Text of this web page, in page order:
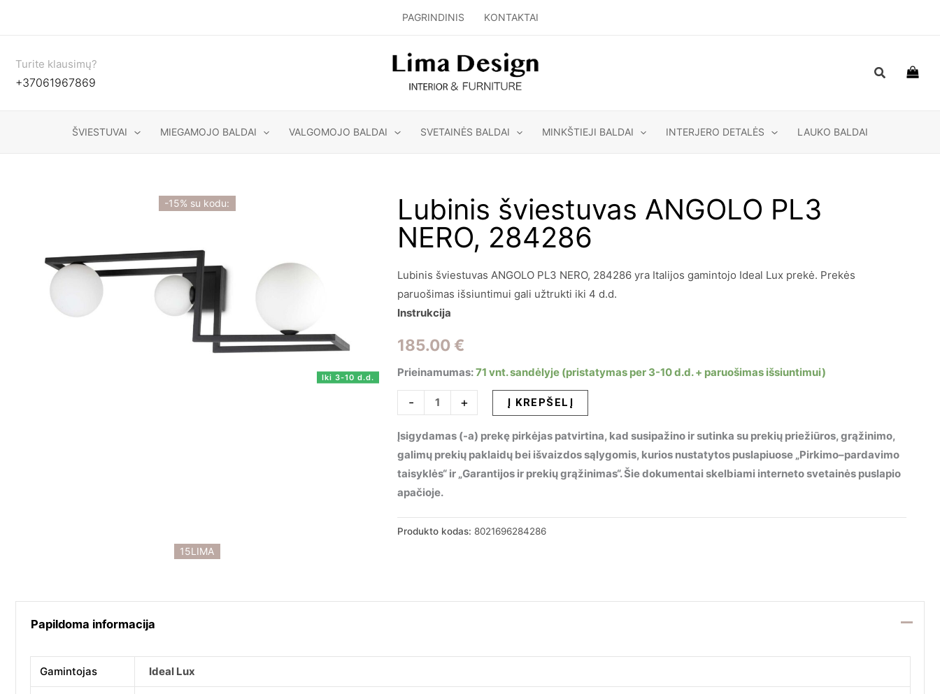
PAGRINDINIS KONTAKTAI
Turite klausimų?
+37061967869
Paieška
ŠVIESTUVAI MIEGAMOJO BALDAI VALGOMOJO BALDAI SVETAINĖS BALDAI MINKŠTIEJI BALDAI INTERJERO DETALĖS LAUKO BALDAI
15LIMA
-15% su kodu:
Iki 3-10 d.d.
Lubinis šviestuvas ANGOLO PL3
NERO, 284286
Lubinis šviestuvas ANGOLO PL3 NERO, 284286 yra Italijos gamintojo Ideal Lux prekė. Prekės
paruošimas išsiuntimui gali užtrukti iki 4 d.d.
Instrukcija
185.00 €
Prieinamumas:71 vnt. sandėlyje (pristatymas per 3-10 d.d. + paruošimas išsiuntimui)
-
produkto
kiekis:
Lubinis
šviestuvas
ANGOLO
PL3
284286
+ Į KREPŠELĮ
Įsigydamas (-a) prekę pirkėjas patvirtina, kad susipažino ir sutinka su prekių priežiūros, grąžinimo,
galimų prekių paklaidų bei išvaizdos sąlygomis, kurios nustatytos puslapiuose „Pirkimo–pardavimo
taisyklės“ ir „Garantijos ir prekių grąžinimas“. Šie dokumentai skelbiami interneto svetainės puslapio
apačioje.
Produkto kodas: 8021696284286
Papildoma informacija
Gamintojas Ideal Lux